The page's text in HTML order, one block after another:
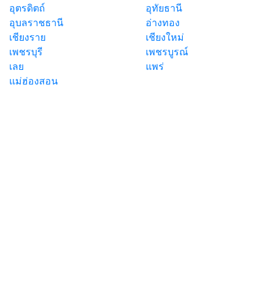
อุตรดิตถ์
อุทัยธานี
อุบลราชธานี
อ่างทอง
เชียงราย
เชียงใหม่
เพชรบุรี
เพชรบูรณ์
เลย
แพร่
แม่ฮ่องสอน